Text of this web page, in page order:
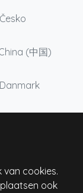
Česko
(中国)
Danmark
Italiana
van cookies.
ook